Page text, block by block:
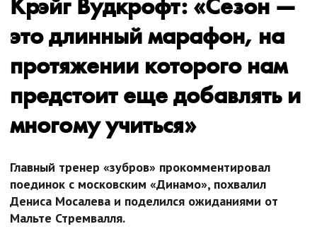
это длинный марафон, на
протяжении которого нам
предстоит еще добавлять и
многому учиться»
Главный тренер «зубров» прокомментировал
поединок с московским «Динамо», похвалил
Дениса Мосалева и поделился ожиданиями от
Мальте Стремвалля.